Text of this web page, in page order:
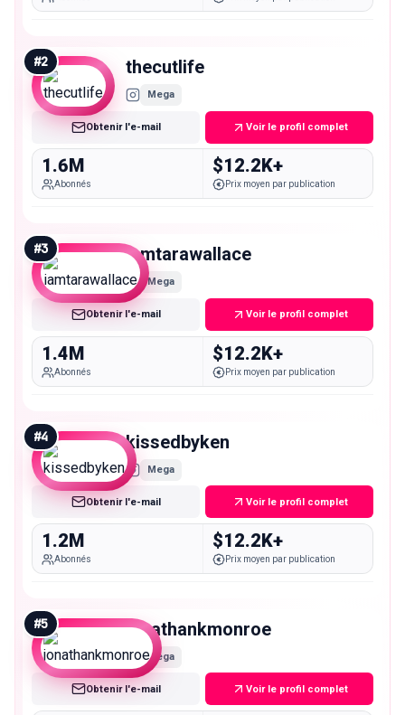
#2 thecutlife
Mega
Obtenir l'e-mail Voir le profil complet
1.6M
Abonnés
$12.2K+
Prix moyen par publication
#3 iamtarawallace
Mega
Obtenir l'e-mail Voir le profil complet
1.4M
Abonnés
$12.2K+
Prix moyen par publication
#4 kissedbyken
Mega
Obtenir l'e-mail Voir le profil complet
1.2M
Abonnés
$12.2K+
Prix moyen par publication
#5 jonathankmonroe
Mega
Obtenir l'e-mail Voir le profil complet